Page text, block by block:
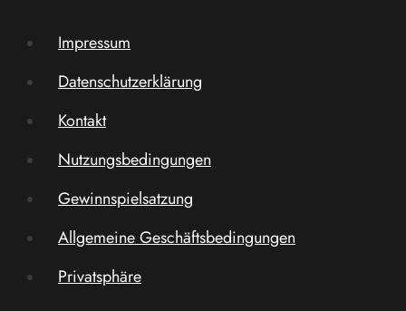
Impressum
Datenschutzerklärung
Kontakt
Nutzungsbedingungen
Gewinnspielsatzung
Allgemeine Geschäftsbedingungen
Privatsphäre